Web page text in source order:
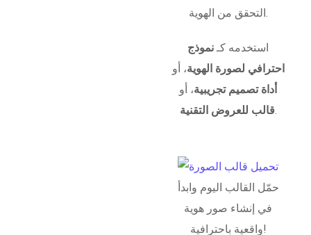
التحقق من الهوية.
استخدمه كـنموذج
احترافي لصورة الهوية، أو
أداة تصميم تجريبية، أو
قالب للعروض التقنية.
حمّل القالب اليوم وابدأ
في إنشاء صور هوية
واقعية باحترافية!